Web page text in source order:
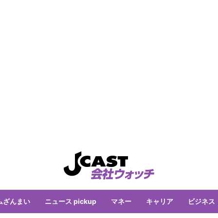
ざんまい ニュース pickup マネー キャリア ビジネス